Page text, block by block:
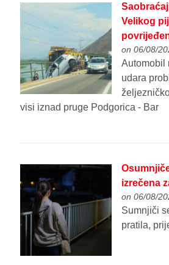
Velikog
on 06/08/
Automobil
udara
visi iznad pruge Podgorica - Bar
izrečena
on 06/08/
Sumnjiči
pratila,